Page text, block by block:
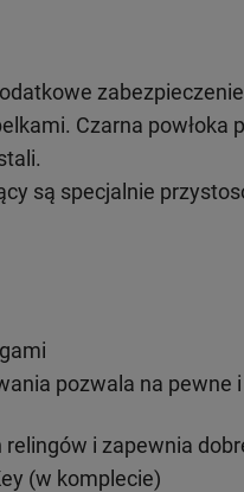
Czarna powłoka
są specjalnie
pozwala na
i zapewnia
(w komplecie)